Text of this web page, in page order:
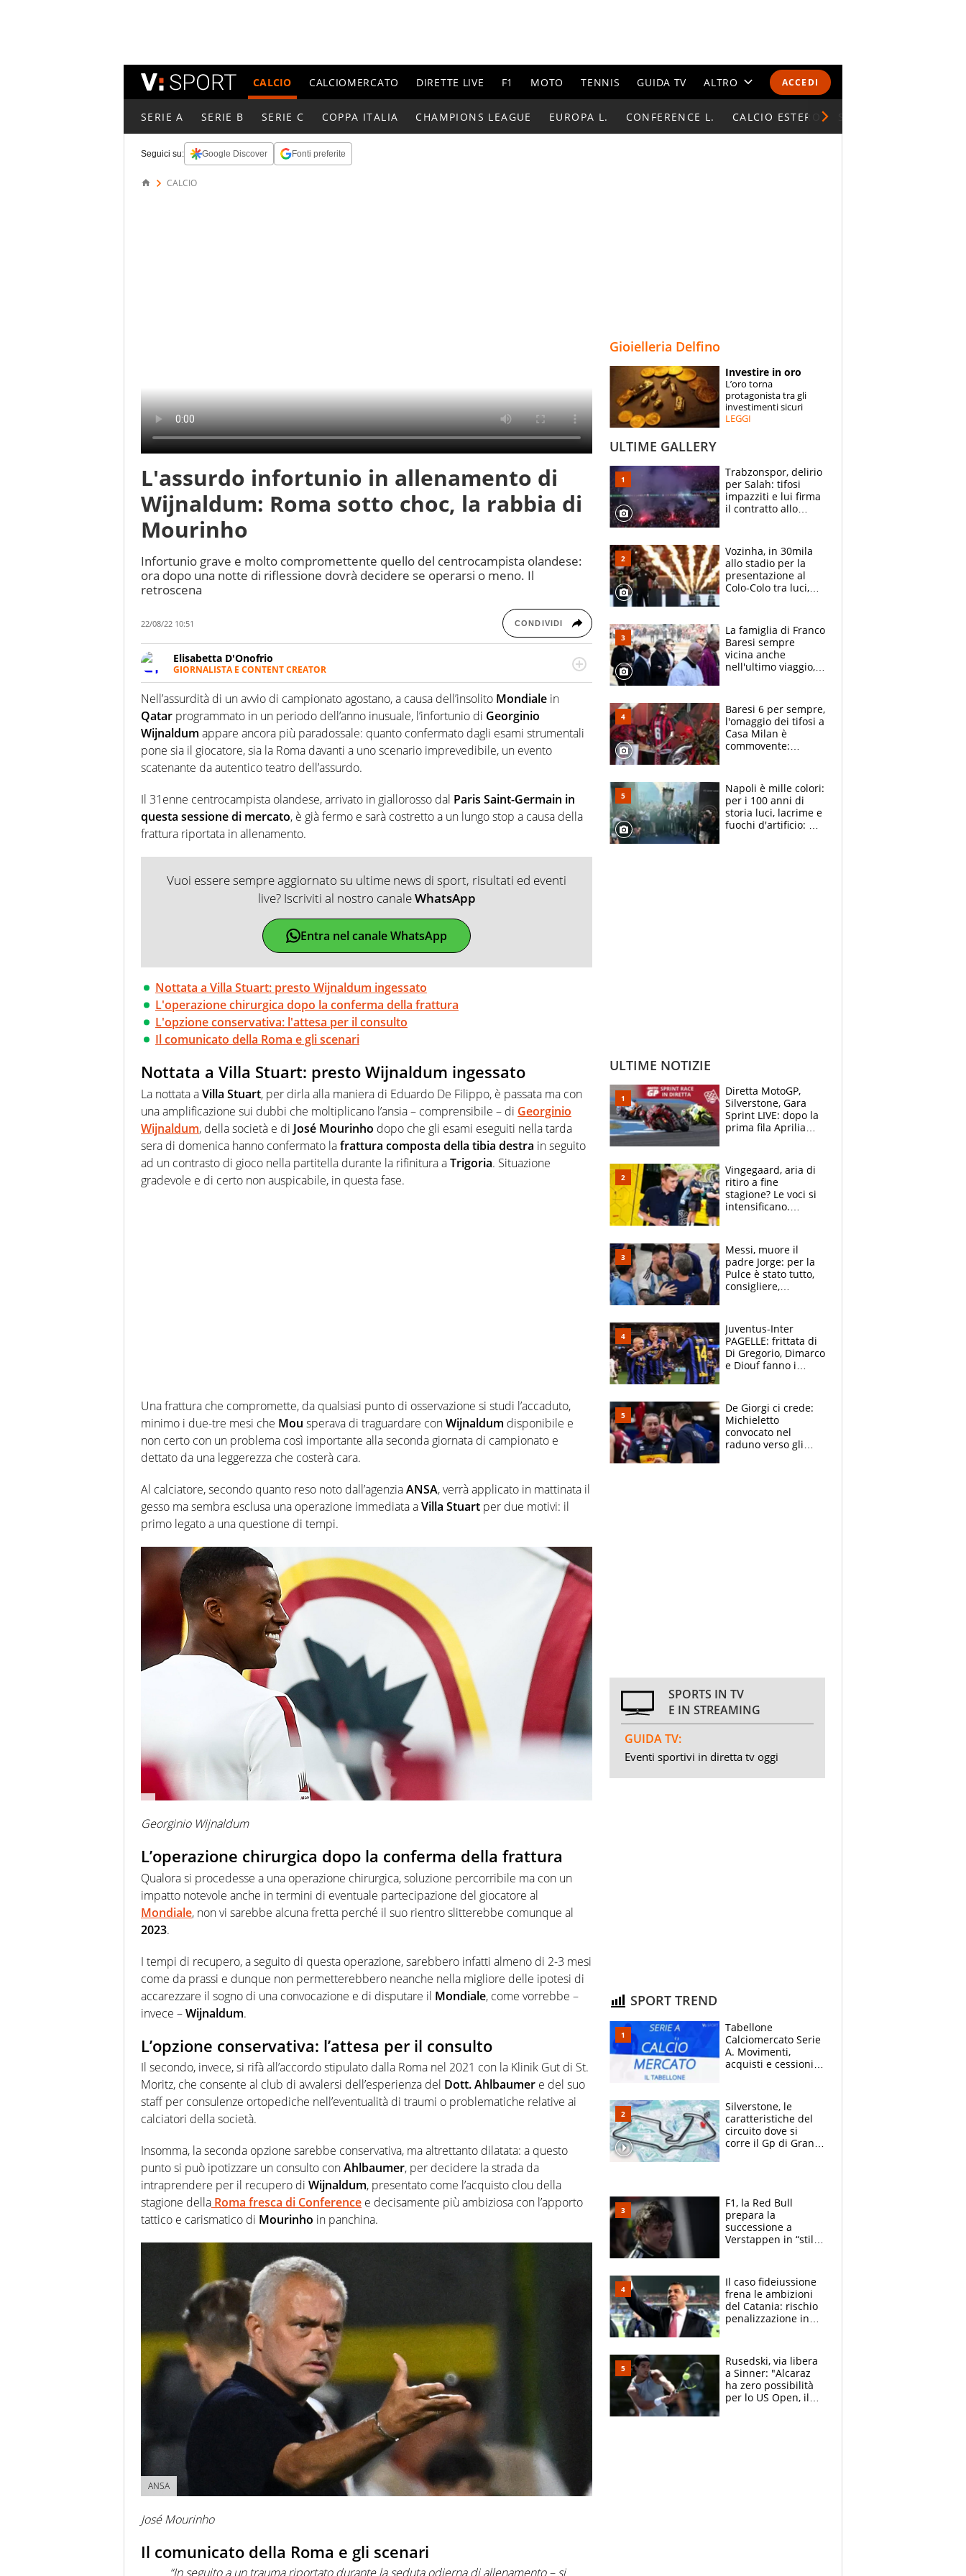
ACCEDI
CALCIO CALCIOMERCATO DIRETTE LIVE F1 MOTO TENNIS GUIDA TV ALTRO
CALENDARI E CLASSIFICHE
ESPERTI
CONTATTI
SERIE A SERIE B SERIE C COPPA ITALIA CHAMPIONS LEAGUE EUROPA L. CONFERENCE L. CALCIO ESTERO
Seguici su: Google Discover Fonti preferite
CALCIO
L'assurdo infortunio in allenamento di
Wijnaldum: Roma sotto choc, la rabbia di
Mourinho
Infortunio grave e molto compromettente quello del centrocampista olandese:
ora dopo una notte di riflessione dovrà decidere se operarsi o meno. Il
retroscena
22/08/22 10:51 CONDIVIDI
Elisabetta D'Onofrio
GIORNALISTA E CONTENT CREATOR
Giornalista professionista dal 2007, scrive per curiosità personale e necessità:
soprattutto di calcio, di sport e dei suoi protagonisti, concedendosi innocenti evasioni
nell'ambito della creazione di format. Un tempo ala destra, oggi si sente a suo agio nel
ruolo di libero. Cura una classifica riservata dei migliori 5 calciatori di sempre.
Nell’assurdità di un avvio di campionato agostano, a causa dell’insolito Mondiale in
Qatar programmato in un periodo dell’anno inusuale, l’infortunio di Georginio
Wijnaldum appare ancora più paradossale: quanto confermato dagli esami strumentali
pone sia il giocatore, sia la Roma davanti a uno scenario imprevedibile, un evento
scatenante da autentico teatro dell’assurdo.
Il 31enne centrocampista olandese, arrivato in giallorosso dal Paris Saint-Germain in
questa sessione di mercato, è già fermo e sarà costretto a un lungo stop a causa della
frattura riportata in allenamento.
Vuoi essere sempre aggiornato su ultime news di sport, risultati ed eventi
live? Iscriviti al nostro canaleWhatsApp
Entra nel canale WhatsApp
Nottata a Villa Stuart: presto Wijnaldum ingessato
L'operazione chirurgica dopo la conferma della frattura
L'opzione conservativa: l'attesa per il consulto
Il comunicato della Roma e gli scenari
Nottata a Villa Stuart: presto Wijnaldum ingessato
La nottata aVilla Stuart, per dirla alla maniera di Eduardo De Filippo, è passata ma con
una amplificazione sui dubbi che moltiplicano l’ansia – comprensibile – di Georginio
Wijnaldum, della società e di José Mourinho dopo che gli esami eseguiti nella tarda
sera di domenica hanno confermato lafrattura composta della tibia destra in seguito
ad un contrasto di gioco nella partitella durante la rifinitura aTrigoria. Situazione
gradevole e di certo non auspicabile, in questa fase.
Una frattura che compromette, da qualsiasi punto di osservazione si studi l’accaduto,
minimo i due-tre mesi che Mou sperava di traguardare conWijnaldum disponibile e
non certo con un problema così importante alla seconda giornata di campionato e
dettato da una leggerezza che costerà cara.
Al calciatore, secondo quanto reso noto dall’agenziaANSA, verrà applicato in mattinata il
gesso ma sembra esclusa una operazione immediata aVilla Stuart per due motivi: il
primo legato a una questione di tempi.
Georginio Wijnaldum
L’operazione chirurgica dopo la conferma della frattura
Qualora si procedesse a una operazione chirurgica, soluzione percorribile ma con un
impatto notevole anche in termini di eventuale partecipazione del giocatore al
Mondiale, non vi sarebbe alcuna fretta perché il suo rientro slitterebbe comunque al
2023.
I tempi di recupero, a seguito di questa operazione, sarebbero infatti almeno di 2-3 mesi
come da prassi e dunque non permetterebbero neanche nella migliore delle ipotesi di
accarezzare il sogno di una convocazione e di disputare il Mondiale, come vorrebbe –
invece –Wijnaldum.
L’opzione conservativa: l’attesa per il consulto
Il secondo, invece, si rifà all’accordo stipulato dalla Roma nel 2021 con la Klinik Gut di St.
Moritz, che consente al club di avvalersi dell’esperienza del Dott. Ahlbaumer e del suo
staff per consulenze ortopediche nell’eventualità di traumi o problematiche relative ai
calciatori della società.
Insomma, la seconda opzione sarebbe conservativa, ma altrettanto dilatata: a questo
punto si può ipotizzare un consulto conAhlbaumer, per decidere la strada da
intraprendere per il recupero di Wijnaldum, presentato come l’acquisto clou della
stagione della Roma fresca di Conference e decisamente più ambiziosa con l’apporto
tattico e carismatico di Mourinho in panchina.
ANSA
José Mourinho
Il comunicato della Roma e gli scenari
“In seguito a un trauma riportato durante la seduta odierna di allenamento – si
Gioielleria Delfino
Investire in oro
L’oro torna
protagonista tra gli
investimenti sicuri
LEGGI
ULTIME GALLERY
Trabzonspor, delirio
per Salah: tifosi
impazziti e lui firma
il contratto allo
Vozinha, in 30mila
allo stadio per la
presentazione al
Colo-Colo tra luci,
La famiglia di Franco
Baresi sempre
vicina anche
nell'ultimo viaggio,
circondati
dall'affetto dei tifosi
Baresi 6 per sempre,
l'omaggio dei tifosi a
Casa Milan è
commovente:
bigliettini
Napoli è mille colori:
per i 100 anni di
storia luci, lacrime e
fuochi d'artificio: De
ULTIME NOTIZIE
Diretta MotoGP,
Silverstone, Gara
Sprint LIVE: dopo la
prima fila Aprilia
Vingegaard, aria di
ritiro a fine
stagione? Le voci si
intensificano.
vuole la Roubaix
Messi, muore il
padre Jorge: per la
Pulce è stato tutto,
consigliere,
Juventus-Inter
PAGELLE: frittata di
Di Gregorio, Dimarco
e Diouf fanno i
scompare, Kolo fa
sperare
De Giorgi ci crede:
Michieletto
convocato nel
raduno verso gli
SPORTS IN TV
E IN STREAMING
GUIDA TV:
Eventi sportivi in diretta tv oggi
SPORT TREND
Tabellone
Calciomercato Serie
A. Movimenti,
acquisti e cessioni:
Silverstone, le
caratteristiche del
circuito dove si
corre il Gp di Gran
F1, la Red Bull
prepara la
successione a
Verstappen in “stile
attacco all’Italia
Il caso fideiussione
frena le ambizioni
del Catania: rischio
penalizzazione in
Rusedski, via libera
a Sinner: "Alcaraz
ha zero possibilità
per lo US Open, il